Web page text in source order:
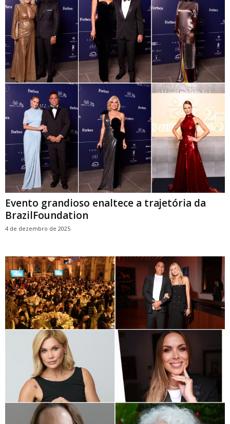
Evento grandioso enaltece a trajetória da
BrazilFoundation
4 de dezembro de 2025